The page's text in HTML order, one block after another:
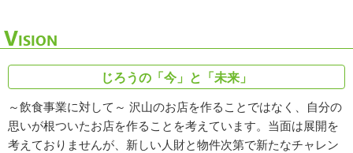
VISION
じろうの「今」と「未来」
～飲食事業に対して～ 沢山のお店を作ることではなく、自分の
思いが根ついたお店を作ることを考えています。当面は展開を
考えておりませんが、新しい人財と物件次第で新たなチャレン